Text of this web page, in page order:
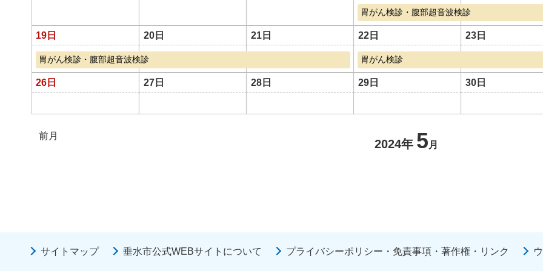
胃がん検診・腹部超音波検診
19日 20日 21日 22日 23日
胃がん検診・腹部超音波検診 胃がん検診
26日 27日 28日 29日 30日
前月
2024年 5 月
サイトマップ 垂水市公式WEBサイトについて プライバシーポリシー・免責事項・著作権・リンク